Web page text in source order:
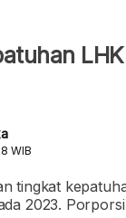
WIB
tingkat
2023.